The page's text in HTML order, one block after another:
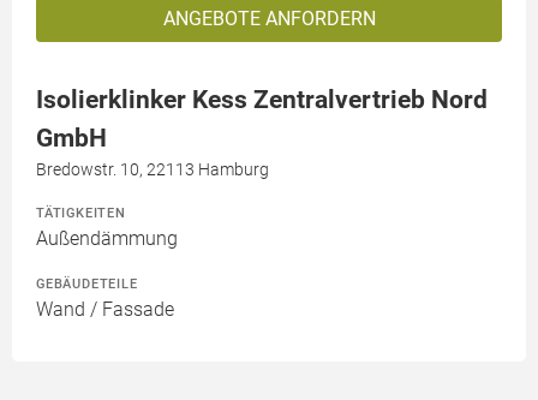
ANGEBOTE ANFORDERN
Isolierklinker Kess Zentralvertrieb Nord
GmbH
Bredowstr. 10, 22113 Hamburg
TÄTIGKEITEN
Außendämmung
GEBÄUDETEILE
Wand / Fassade